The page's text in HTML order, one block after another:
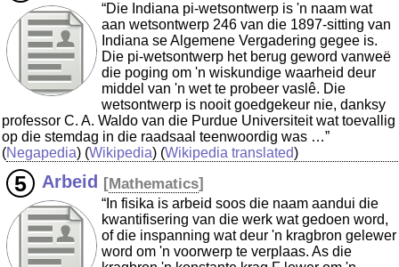
“Die Indiana pi-wetsontwerp is 'n naam wat
aan wetsontwerp 246 van die 1897-sitting van
Indiana se Algemene Vergadering gegee is.
Die pi-wetsontwerp het berug geword vanweë
die poging om 'n wiskundige waarheid deur
middel van 'n wet te probeer vaslê. Die
wetsontwerp is nooit goedgekeur nie, danksy
professor C. A. Waldo van die Purdue Universiteit wat toevallig
op die stemdag in die raadsaal teenwoordig was …”
(Negapedia) (Wikipedia) (Wikipedia translated)
Arbeid [Mathematics]
“In fisika is arbeid soos die naam aandui die
kwantifisering van die werk wat gedoen word,
of die inspanning wat deur 'n kragbron gelewer
word om 'n voorwerp te verplaas. As die